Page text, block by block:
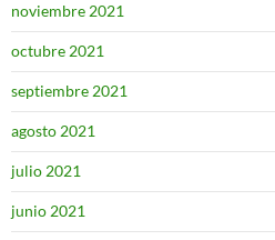
noviembre 2021
octubre 2021
septiembre 2021
agosto 2021
julio 2021
junio 2021